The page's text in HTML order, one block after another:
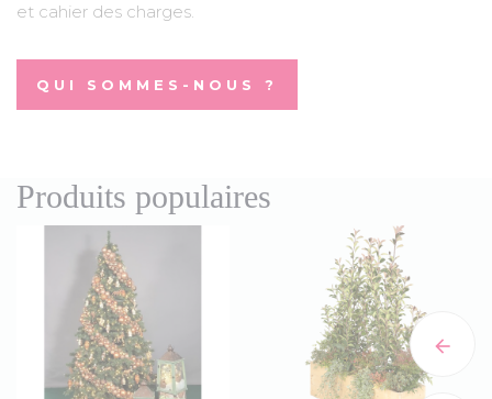
et cahier des charges.
QUI SOMMES-NOUS ?
Produits populaires
